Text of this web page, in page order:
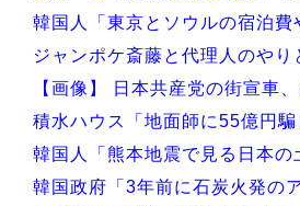
韓国人「東京とソウルの宿泊費
ジャンポケ斎藤と代理人のやり
【画像】 日本共産党の街宣車
積水ハウス「地面師に55億円騙
韓国人「熊本地震で見る日本の
韓国政府「3年前に石炭火発の